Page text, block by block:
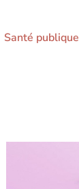
Santé publique